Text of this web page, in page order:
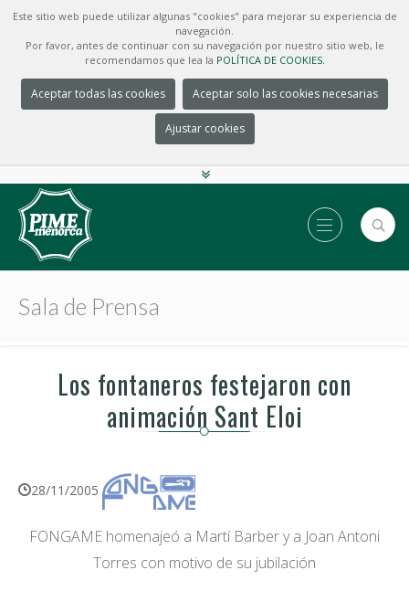
Este sitio web puede utilizar algunas "cookies" para mejorar su experiencia de
navegación.
Por favor, antes de continuar con su navegación por nuestro sitio web, le
recomendamos que lea la POLÍTICA DE COOKIES.
Aceptar todas las cookies Aceptar solo las cookies necesarias
Ajustar cookies
Sala de Prensa
Los fontaneros festejaron con
animación Sant Eloi
28/11/2005
FONGAME homenajeó a Martí Barber y a Joan Antoni
Torres con motivo de su jubilación